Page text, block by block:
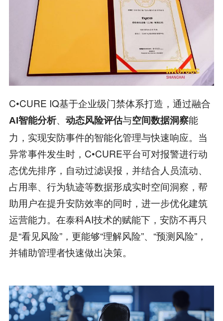
C•CURE IQ基于企业级门禁体系打造，通过融合
AI智能分析、 动态风险评估与空间数据洞察能
力，实现安防事件的智能化管理与快速响应。当
异常事件发生时，C•CURE平台可对报警进行动
态优先排序，自动过滤误报，并结合人员流动、
占用率、行为轨迹等数据形成实时空间洞察，帮
助用户在提升安防效率的同时，进一步优化建筑
运营能力。在泰科AI技术的赋能下，安防不再只
是“看见风险”，更能够“理解风险”、“预测风险”，
并辅助管理者快速做出决策。